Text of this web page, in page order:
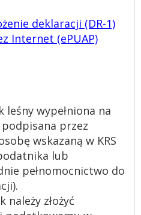
deklaracji (DR-1)
Internet (ePUAP)
leśny wypełniona na
przez
wskazaną w KRS
lub
pełnomocnictwo do
należy złożyć